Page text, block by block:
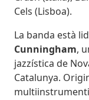
Cels (Lisboa).
La banda està
Cunningham,
jazzística de
Catalunya.